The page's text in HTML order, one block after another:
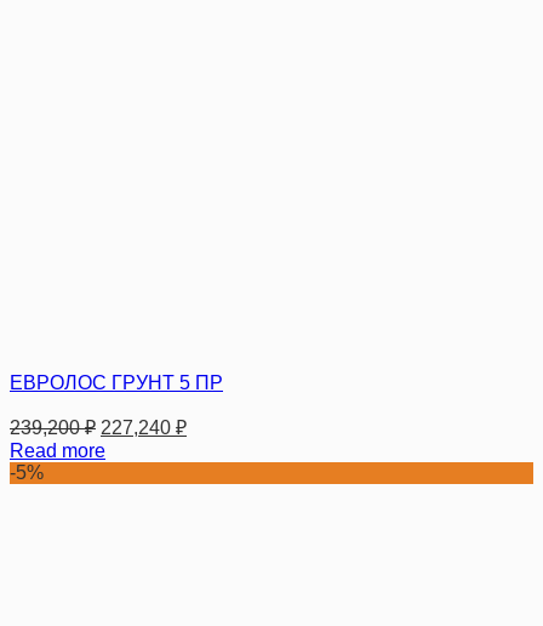
ЕВРОЛОС ГРУНТ 5 ПР
239,200₽ 227,240 ₽
Read more
-5%